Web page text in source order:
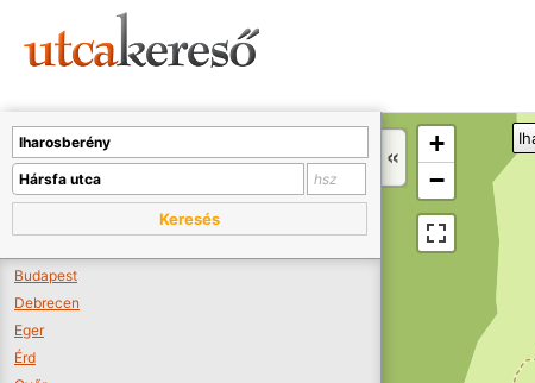
+
−
Keresés
Budapest
Debrecen
Eger
Érd
A térképet kicsinyíteni kell, hogy látszódjanak a boltok.
Boltok látszódjanak >>